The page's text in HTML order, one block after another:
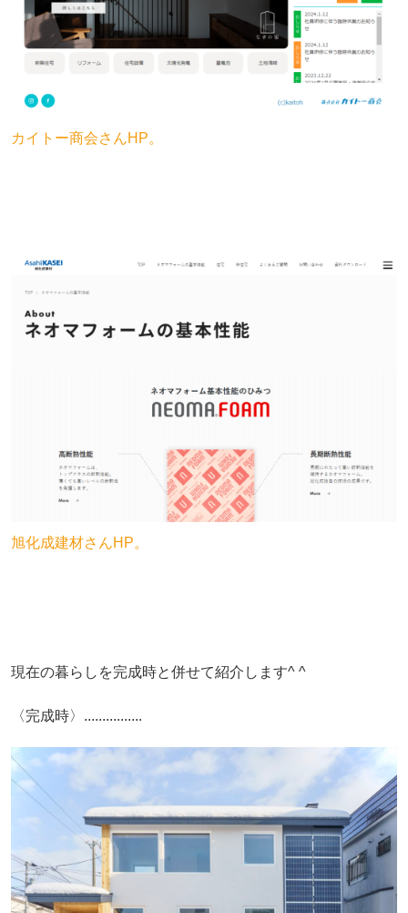
カイトー商会さんHP。
旭化成建材さんHP。
現在の暮らしを完成時と併せて紹介します^ ^
〈完成時〉................